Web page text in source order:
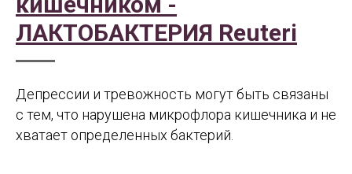
ЛАКТОБАКТЕРИЯ Reuteri
Депрессии и тревожность могут быть связаны
с тем, что нарушена микрофлора кишечника и не
хватает определенных бактерий.